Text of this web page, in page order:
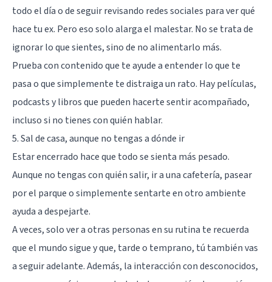
todo el día o de seguir revisando redes sociales para ver qué
hace tu ex. Pero eso solo alarga el malestar. No se trata de
ignorar lo que sientes, sino de no alimentarlo más.
Prueba con contenido que te ayude a entender lo que te
pasa o que simplemente te distraiga un rato. Hay películas,
podcasts y libros que pueden hacerte sentir acompañado,
incluso si no tienes con quién hablar.
5. Sal de casa, aunque no tengas a dónde ir
Estar encerrado hace que todo se sienta más pesado.
Aunque no tengas con quién salir, ir a una cafetería, pasear
por el parque o simplemente sentarte en otro ambiente
ayuda a despejarte.
A veces, solo ver a otras personas en su rutina te recuerda
que el mundo sigue y que, tarde o temprano, tú también vas
a seguir adelante. Además, la interacción con desconocidos,